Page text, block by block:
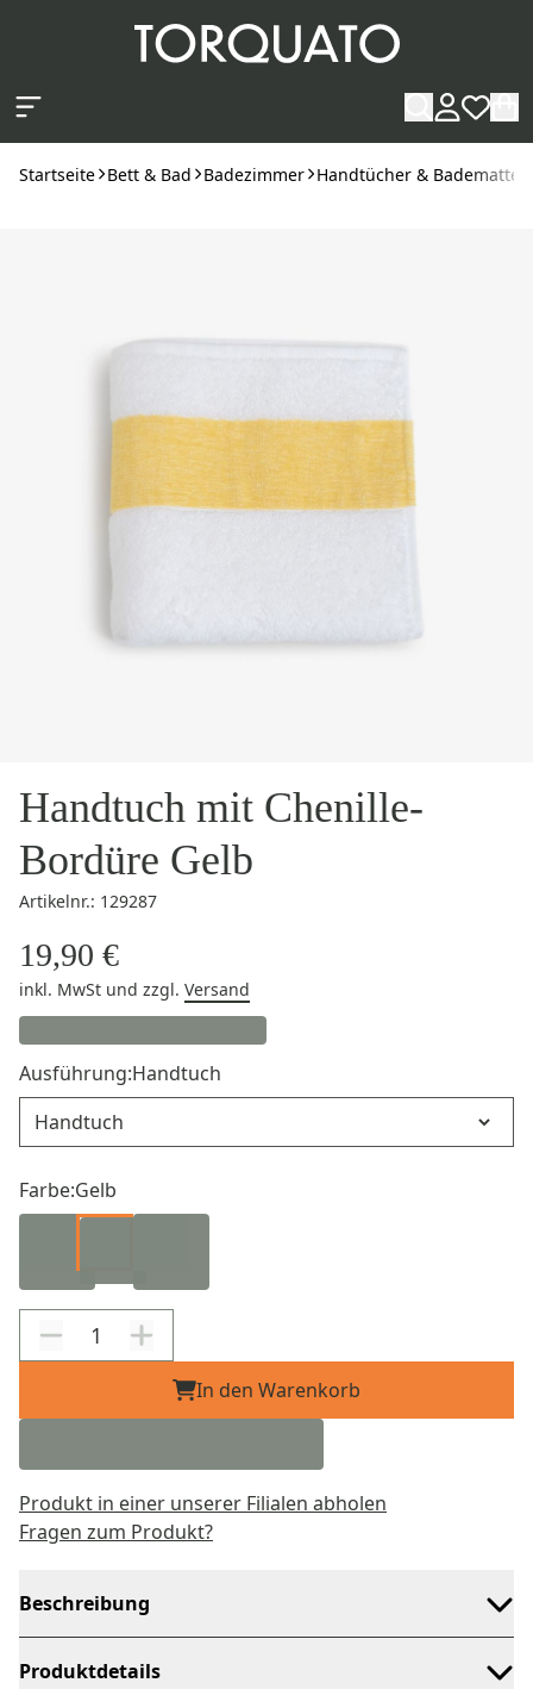
Startseite Bett & Bad Badezimmer Handtücher & Badematten
Handtuch mit Chenille-
Bordüre Gelb
Artikelnr.: 129287
19,90 €
inkl. MwSt und zzgl. Versand
Ausführung:Handtuch
Farbe:Gelb
In den Warenkorb
Produkt in einer unserer Filialen abholen
Fragen zum Produkt?
Beschreibung
Produktdetails